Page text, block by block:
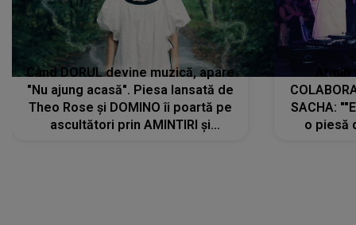
Când DORUL devine muzică, apare
"Nu ajung acasă". Piesa lansată de
Theo Rose și DOMINO îi poartă pe
ascultători prin AMINTIRI și
SACHA:
o piesă